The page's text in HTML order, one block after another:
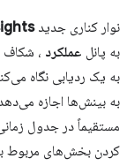
نوار کناری جدید
به پانل عملکرد ، شکاف
به یک ردیابی نگاه
به بینش‌ها اجازه
مستقیماً در جدول
کردن بخش‌های مربوط